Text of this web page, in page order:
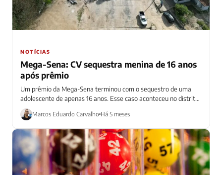
NOTÍCIAS
Mega-Sena: CV sequestra menina de 16 anos
após prêmio
Um prêmio da Mega-Sena terminou com o sequestro de uma
adolescente de apenas 16 anos. Esse caso aconteceu no distrito
de Posto...
Marcos Eduardo Carvalho Há 5 meses